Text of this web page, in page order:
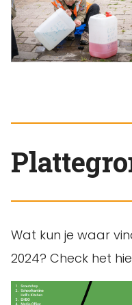
Wat kun je waar
2024? Check het